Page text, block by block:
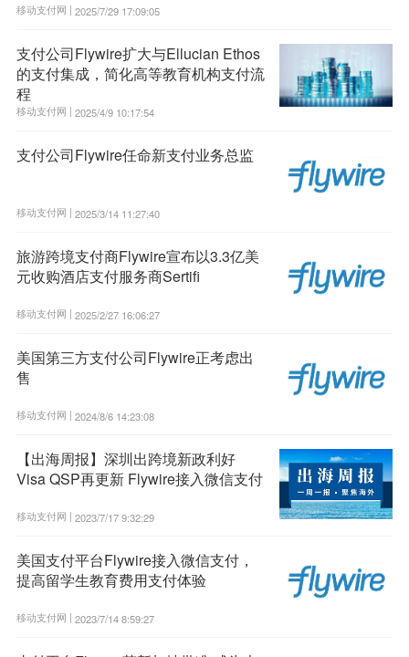
移动支付网 | 2025/7/29 17:09:05
支付公司Flywire扩大与Ellucian Ethos
的支付集成，简化高等教育机构支付流
程
移动支付网 | 2025/4/9 10:17:54
支付公司Flywire任命新支付业务总监
移动支付网 | 2025/3/14 11:27:40
旅游跨境支付商Flywire宣布以3.3亿美
元收购酒店支付服务商Sertifi
移动支付网 | 2025/2/27 16:06:27
美国第三方支付公司Flywire正考虑出
售
移动支付网 | 2024/8/6 14:23:08
【出海周报】深圳出跨境新政利好
Visa QSP再更新 Flywire接入微信支付
移动支付网 | 2023/7/17 9:32:29
美国支付平台Flywire接入微信支付，
提高留学生教育费用支付体验
移动支付网 | 2023/7/14 8:59:27